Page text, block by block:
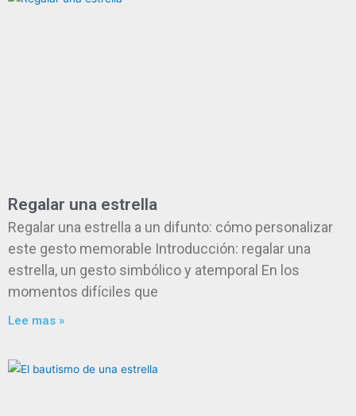
Regalar una estrella
Regalar una estrella a un difunto: cómo personalizar
este gesto memorable Introducción: regalar una
estrella, un gesto simbólico y atemporal En los
momentos difíciles que
Lee mas »